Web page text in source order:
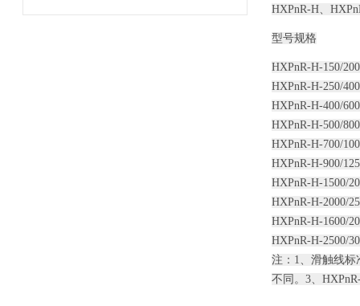
HXPnR-H、
型号规格
HXPnR-H-150/200
HXPnR-H-250/400
HXPnR-H-400/600
HXPnR-H-500/800
HXPnR-H-700/
HXPnR-H-900/
HXPnR-H-1500/
HXPnR-H-2000/
HXPnR-H-1600/
HXPnR-H-2500/
注：1、滑触线标
不同。3、